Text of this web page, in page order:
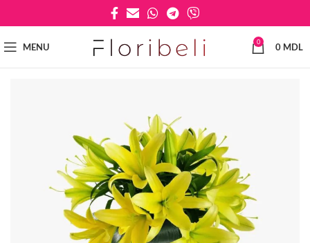
MENU 0 0 MDL